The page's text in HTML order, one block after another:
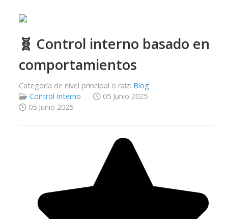
🧬 Control interno basado en
comportamientos
Categoría de nivel principal o raíz: Blog
Control Interno
05 Junio 2025
05 Junio 2025